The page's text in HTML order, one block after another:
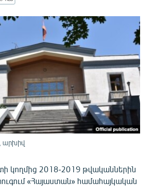
արխիվ
կողմից 2018-2019 թվականներին
«Հայաստան» համահայկական